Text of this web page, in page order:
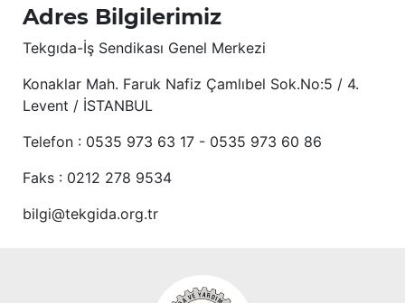
Adres Bilgilerimiz
Tekgıda-İş Sendikası Genel Merkezi
Konaklar Mah. Faruk Nafiz Çamlıbel Sok.No:5 / 4.
Levent / İSTANBUL
Telefon : 0535 973 63 17 - 0535 973 60 86
Faks : 0212 278 9534
bilgi@tekgida.org.tr